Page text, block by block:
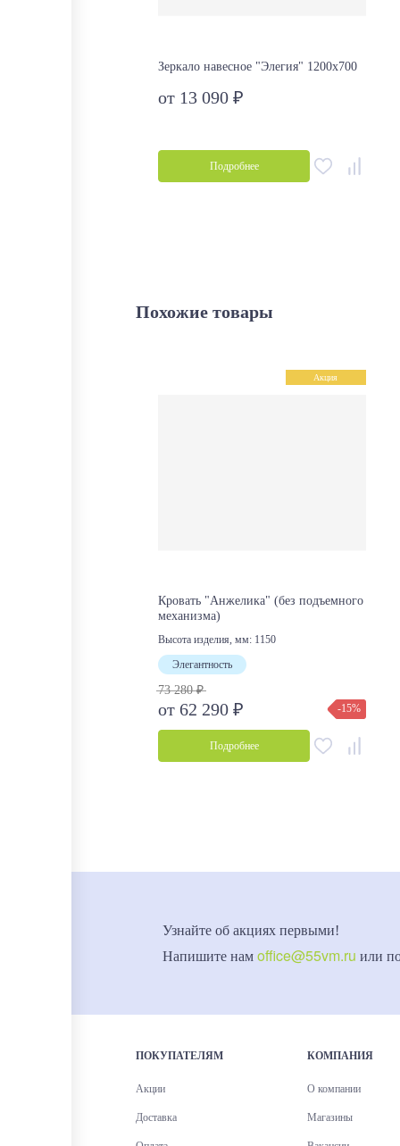
Зеркало навесное "Элегия" 1200х700
от 13 090 ₽
Подробнее
Похожие товары
Акция
Кровать "Анжелика" (без подъемного
механизма)
Высота изделия, мм: 1150
Элегантность
73 280 ₽
от 62 290 ₽ -15%
Подробнее
Узнайте об акциях первыми!
Напишите нам office@55vm.ru или
ПОКУПАТЕЛЯМ
Акции
Доставка
КОМПАНИЯ
О компании
Магазины